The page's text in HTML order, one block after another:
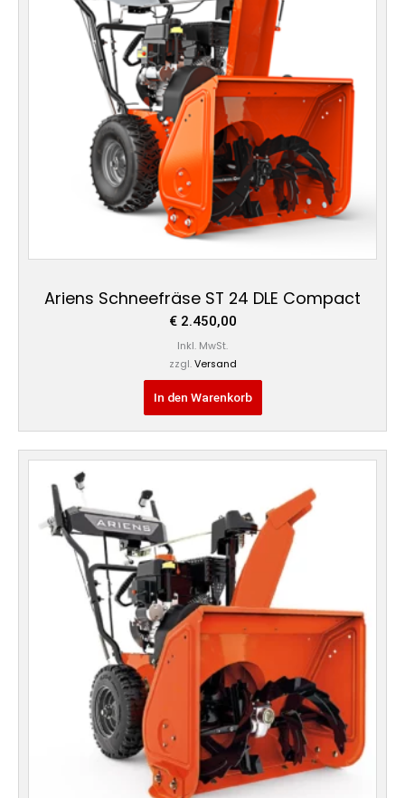
Ariens Schneefräse ST 24 DLE Compact
€2.450,00
Inkl. MwSt.
zzgl. Versand
In den Warenkorb